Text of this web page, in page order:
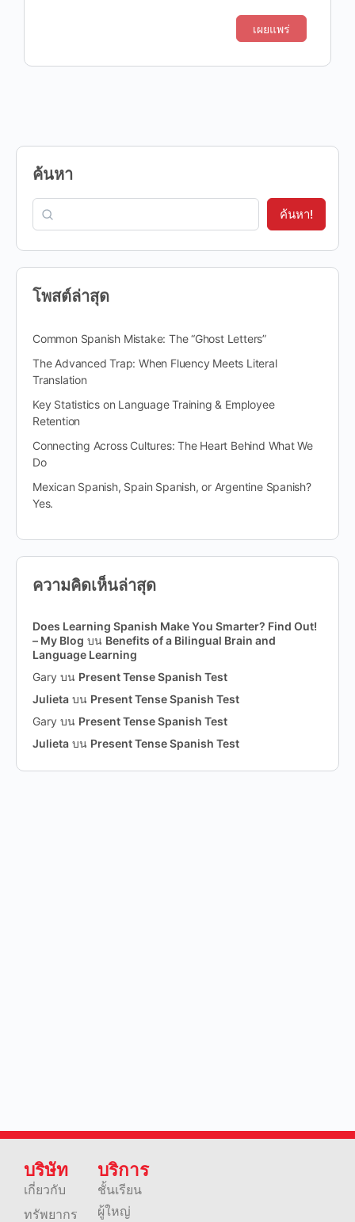
ค้นหา
ค้นหา!
โพสต์ล่าสุด
Common Spanish Mistake: The “Ghost Letters”
The Advanced Trap: When Fluency Meets Literal
Translation
Key Statistics on Language Training & Employee
Retention
Connecting Across Cultures: The Heart Behind What We
Do
Mexican Spanish, Spain Spanish, or Argentine Spanish?
Yes.
ความคิดเห็นล่าสุด
Does Learning Spanish Make You Smarter? Find Out!
– My Blog บน Benefits of a Bilingual Brain and
Language Learning
Gary บน Present Tense Spanish Test
Julieta บน Present Tense Spanish Test
Gary บน Present Tense Spanish Test
Julieta บน Present Tense Spanish Test
บริษัท
เกี่ยวกับ
ทรัพยากร
บริการ
ชั้นเรียน
ผู้ใหญ่